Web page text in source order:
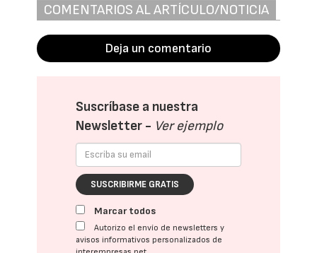
COMENTARIOS AL ARTÍCULO/NOTICIA
Deja un comentario
Suscríbase a nuestra
Newsletter - Ver ejemplo
SUSCRIBIRME GRATIS
Marcar todos
Autorizo el envío de newsletters y
avisos informativos personalizados de